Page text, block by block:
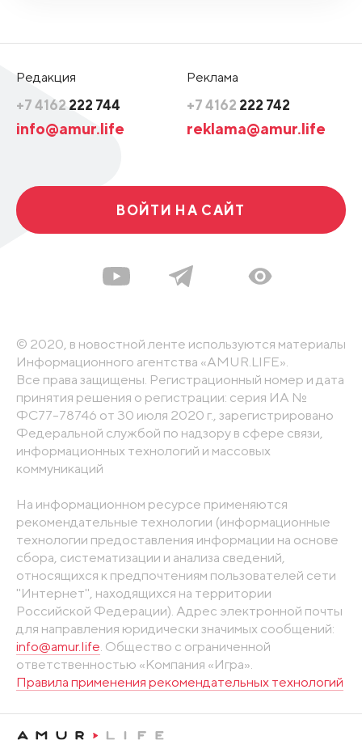
Редакция
+7 4162 222 744
info@amur.life
Реклама
+7 4162 222 742
reklama@amur.life
ВОЙТИ НА САЙТ
© 2020, в новостной ленте используются материалы
Информационного агентства «AMUR.LIFE».
Все права защищены. Регистрационный номер и дата
принятия решения о регистрации: серия ИА №
ФС77-78746 от 30 июля 2020 г., зарегистрировано
Федеральной службой по надзору в сфере связи,
информационных технологий и массовых
коммуникаций
На информационном ресурсе применяются
рекомендательные технологии (информационные
технологии предоставления информации на основе
сбора, систематизации и анализа сведений,
относящихся к предпочтениям пользователей сети
"Интернет", находящихся на территории
Российской Федерации). Адрес электронной почты
для направления юридически значимых сообщений:
info@amur.life . Общество с ограниченной
ответственностью «Компания «Игра».
Правила применения рекомендательных технологий